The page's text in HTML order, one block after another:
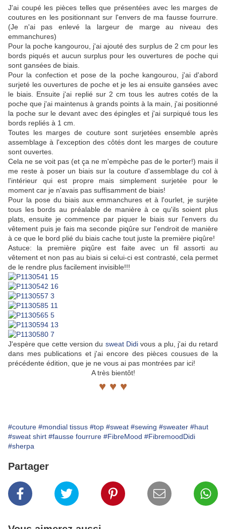
J'ai coupé les pièces telles que présentées avec les marges de
coutures en les positionnant sur l'envers de ma fausse fourrure.
(Je n'ai pas enlevé la largeur de marge au niveau des
emmanchures)
Pour la poche kangourou, j'ai ajouté des surplus de 2 cm pour les
bords piqués et aucun surplus pour les ouvertures de poche qui
sont gansées de biais.
Pour la confection et pose de la poche kangourou, j'ai d'abord
surjeté les ouvertures de poche et je les ai ensuite gansées avec
le biais. Ensuite j'ai replié sur 2 cm tous les autres cotés de la
poche que j'ai maintenus à grands points à la main, j'ai positionné
la poche sur le devant avec des épingles et j'ai surpiqué tous les
bords repliés à 1 cm.
Toutes les marges de couture sont surjetées ensemble après
assemblage à l'exception des côtés dont les marges de couture
sont ouvertes.
Cela ne se voit pas (et ça ne m'empèche pas de le porter!) mais il
me reste à poser un biais sur la couture d'assemblage du col à
l'intérieur qui est propre mais simplement surjetée pour le
moment car je n'avais pas suffisamment de biais!
Pour la pose du biais aux emmanchures et à l'ourlet, je surjète
tous les bords au préalable de manière à ce qu'ils soient plus
plats, ensuite je commence par piquer le biais sur l'envers du
vêtement puis je fais ma seconde piqûre sur l'endroit de manière
à ce que le bord plié du biais cache tout juste la première piqûre!
Astuce: la première piqûre est faite avec un fil assorti au
vêtement et non pas au biais si celui-ci est contrasté, cela permet
de le rendre plus facilement invisible!!!
J'espère que cette version du sweat Didi vous a plu, j'ai du retard
dans mes publications et j'ai encore des pièces cousues de la
précédente édition, que je ne vous ai pas montrées par ici!
A très bientôt!
♥ ♥ ♥
#couture #mondial tissus #top #sweat #sewing #sweater #haut
#sweat shirt #fausse fourrure #FibreMood #FibremoodDidi
#sherpa
Partager